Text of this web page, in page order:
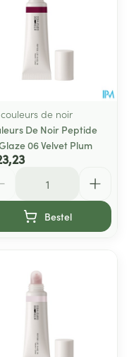
de noir
De Noir Peptide
06 Velvet Plum
Bestel